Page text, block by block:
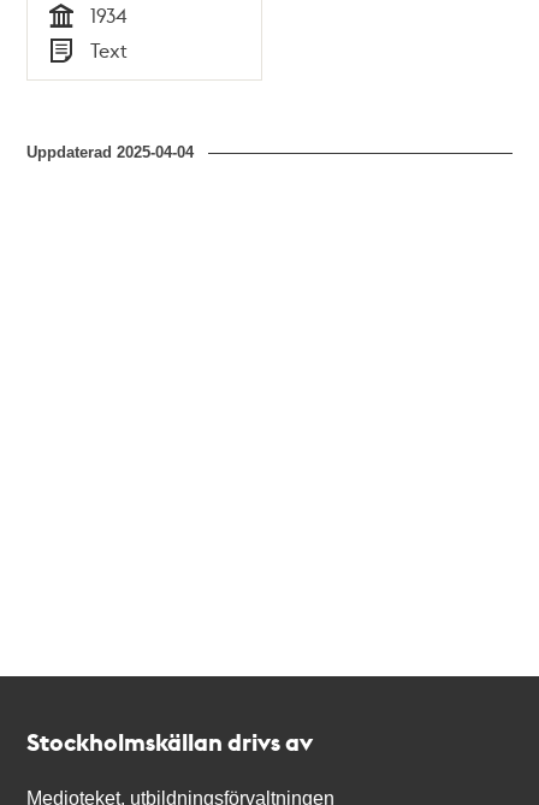
Tid
1934
Typ
Text
Uppdaterad2025-04-04
Stockholmskällan drivs av
Medioteket, utbildningsförvaltningen